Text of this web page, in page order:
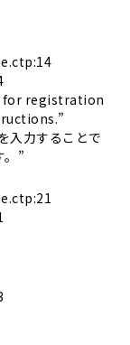
for registration
入力することで
。”